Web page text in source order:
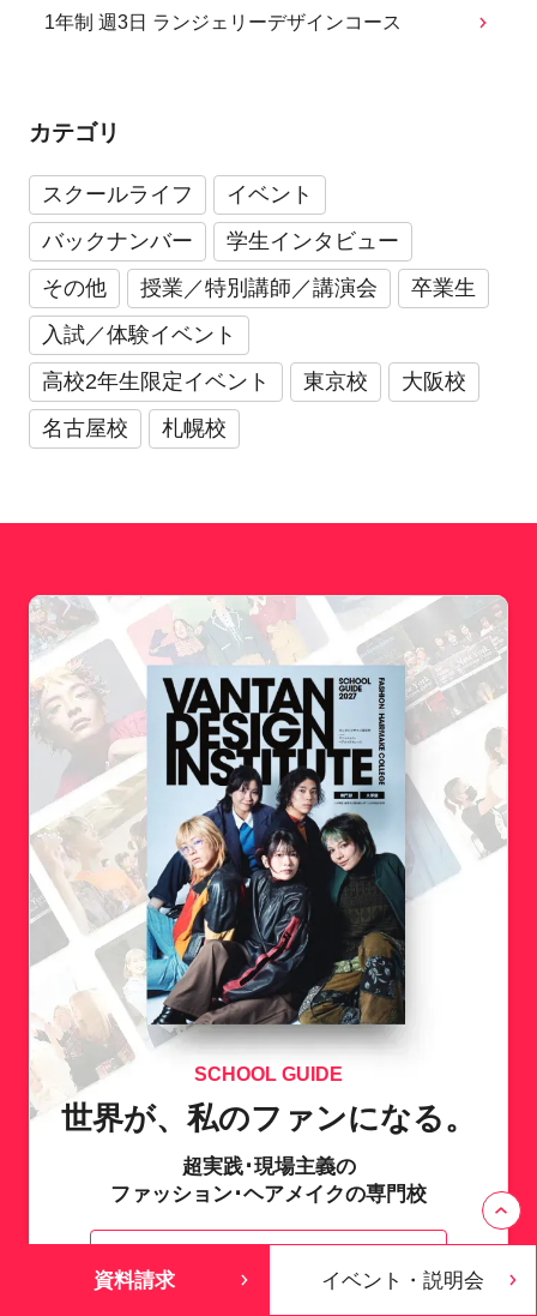
1年制 週3日 ランジェリーデザインコース
カテゴリ
スクールライフ
イベント
バックナンバー
学生インタビュー
その他
授業／特別講師／講演会
卒業生
入試／体験イベント
高校2年生限定イベント
東京校
大阪校
名古屋校
札幌校
SCHOOL GUIDE
世界が、私のファンになる。
超実践･現場主義の
ファッション･ヘアメイクの専門校
資料請求 イベント・説明会